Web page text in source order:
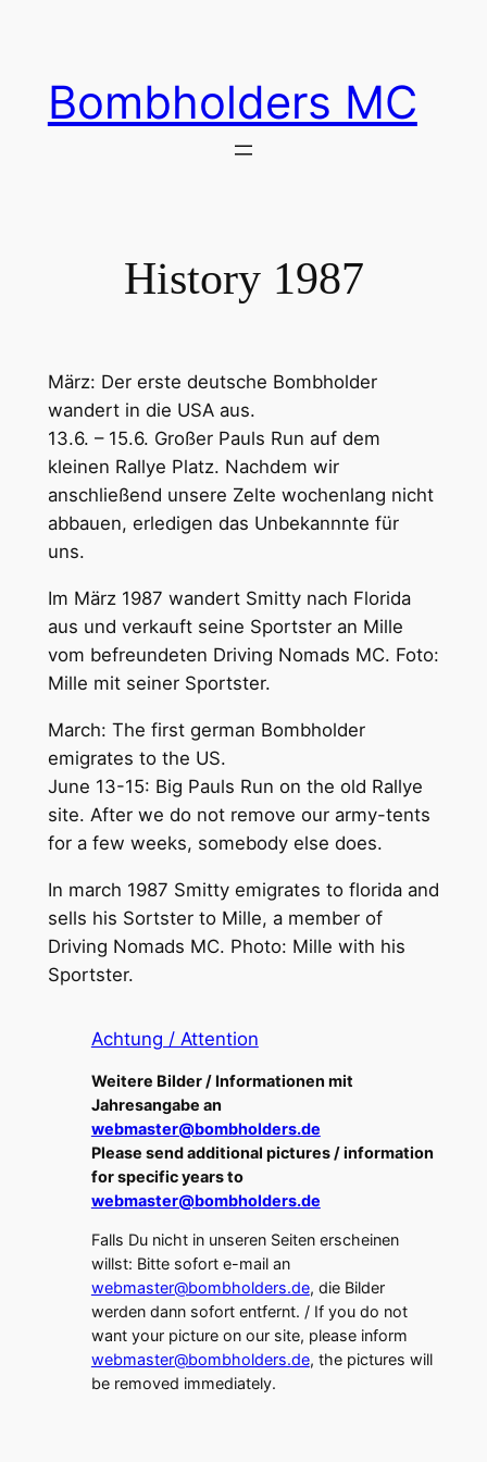
Bombholders MC
History 1987
März: Der erste deutsche Bombholder
wandert in die USA aus.
13.6. – 15.6. Großer Pauls Run auf dem
kleinen Rallye Platz. Nachdem wir
anschließend unsere Zelte wochenlang nicht
abbauen, erledigen das Unbekannnte für
uns.
Im März 1987 wandert Smitty nach Florida
aus und verkauft seine Sportster an Mille
vom befreundeten Driving Nomads MC. Foto:
Mille mit seiner Sportster.
March: The first german Bombholder
emigrates to the US.
June 13-15: Big Pauls Run on the old Rallye
site. After we do not remove our army-tents
for a few weeks, somebody else does.
In march 1987 Smitty emigrates to florida and
sells his Sortster to Mille, a member of
Driving Nomads MC. Photo: Mille with his
Sportster.
Achtung / Attention
Weitere Bilder / Informationen mit
Jahresangabe an
webmaster@bombholders.de
Please send additional pictures / information
for specific years to
webmaster@bombholders.de
Falls Du nicht in unseren Seiten erscheinen
willst: Bitte sofort e-mail an
webmaster@bombholders.de, die Bilder
werden dann sofort entfernt. / If you do not
want your picture on our site, please inform
webmaster@bombholders.de, the pictures will
be removed immediately.